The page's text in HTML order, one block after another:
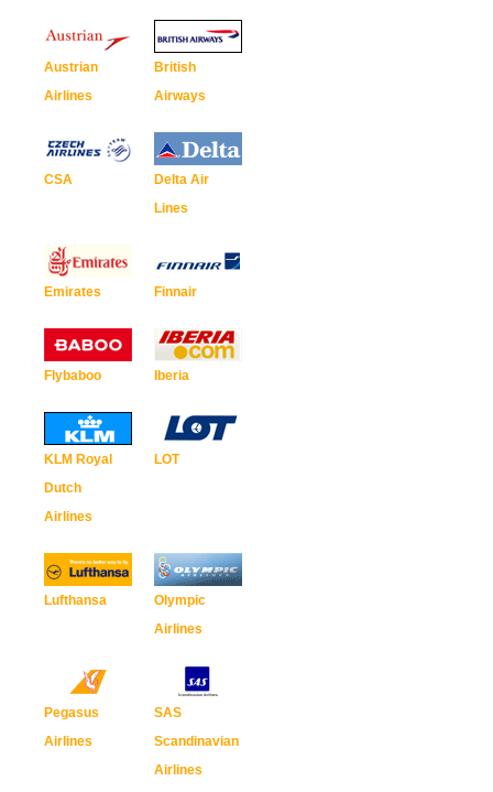
Austrian
Airlines
British
Airways
CSA
Delta Air
Lines
Emirates Finnair
Flybaboo Iberia
KLM Royal
Dutch
Airlines
LOT
Lufthansa
Olympic
Airlines
Pegasus
Airlines
SAS
Scandinavian
Airlines